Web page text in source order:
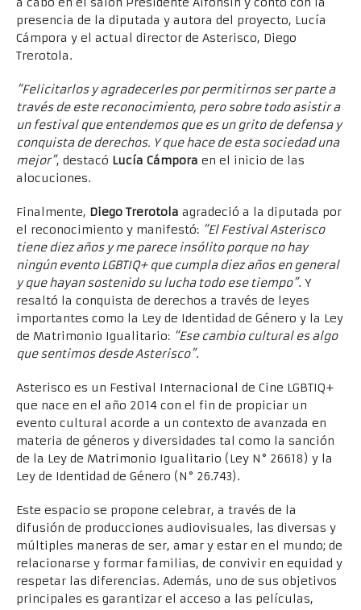
presencia de la diputada y autora del proyecto, Lucía
Cámpora y el actual director de Asterisco, Diego
Trerotola.
“Felicitarlos y agradecerles por permitirnos ser parte a
través de este reconocimiento, pero sobre todo asistir a
un festival que entendemos que es un grito de defensa y
conquista de derechos. Y que hace de esta sociedad una
mejor”, destacó Lucía Cámpora en el inicio de las
alocuciones.
Finalmente, Diego Trerotola agradeció a la diputada por
el reconocimiento y manifestó: “El Festival Asterisco
tiene diez años y me parece insólito porque no hay
ningún evento LGBTIQ+ que cumpla diez años en general
y que hayan sostenido su lucha todo ese tiempo”. Y
resaltó la conquista de derechos a través de leyes
importantes como la Ley de Identidad de Género y la Ley
de Matrimonio Igualitario: “Ese cambio cultural es algo
que sentimos desde Asterisco”.
Asterisco es un Festival Internacional de Cine LGBTIQ+
que nace en el año 2014 con el fin de propiciar un
evento cultural acorde a un contexto de avanzada en
materia de géneros y diversidades tal como la sanción
de la Ley de Matrimonio Igualitario (Ley N° 26618) y la
Ley de Identidad de Género (N° 26.743).
Este espacio se propone celebrar, a través de la
difusión de producciones audiovisuales, las diversas y
múltiples maneras de ser, amar y estar en el mundo; de
relacionarse y formar familias, de convivir en equidad y
respetar las diferencias. Además, uno de sus objetivos
principales es garantizar el acceso a las películas,